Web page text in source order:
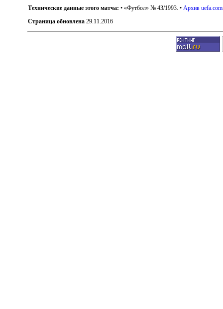
Технические данные этого матча: • «Футбол» № 43/1993. •Архив uefa.com
Страница обновлена 29.11.2016